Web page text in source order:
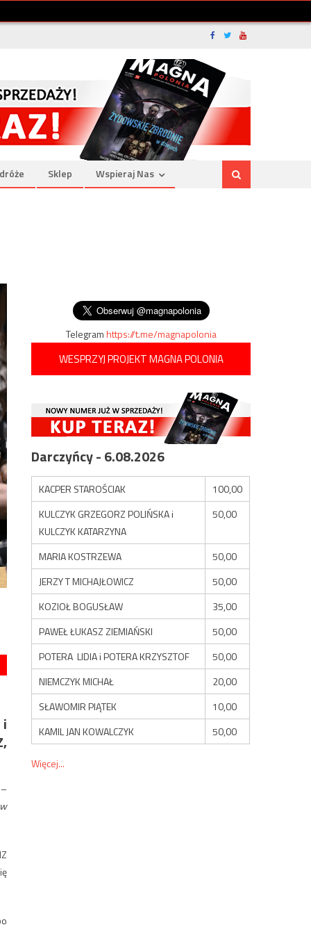
Sklep Wspieraj Nas
i
Telegramhttps://t.me/magnapolonia
WESPRZYJ PROJEKT MAGNA POLONIA
Darczyńcy - 6.08.2026
KACPER STAROŚCIAK
100,00
KULCZYK GRZEGORZ POLIŃSKA i
KULCZYK KATARZYNA
50,00
MARIA KOSTRZEWA
50,00
JERZY T MICHAJŁOWICZ
50,00
KOZIOŁ BOGUSŁAW
35,00
PAWEŁ ŁUKASZ ZIEMIAŃSKI
50,00
POTERA LIDIA i POTERA KRZYSZTOF
50,00
NIEMCZYK MICHAŁ
20,00
SŁAWOMIR PIĄTEK
10,00
KAMIL JAN KOWALCZYK
50,00
Więcej...